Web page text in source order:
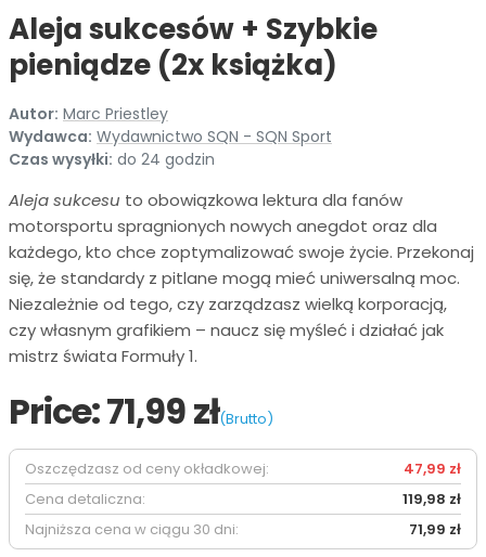
Aleja sukcesów + Szybkie
pieniądze (2x książka)
Autor: Marc Priestley
Wydawca: Wydawnictwo SQN - SQN Sport
Czas wysyłki: do 24 godzin
Aleja sukcesu to obowiązkowa lektura dla fanów
motorsportu spragnionych nowych anegdot oraz dla
każdego, kto chce zoptymalizować swoje życie. Przekonaj
się, że standardy z pitlane mogą mieć uniwersalną moc.
Niezależnie od tego, czy zarządzasz wielką korporacją,
czy własnym grafikiem – naucz się myśleć i działać jak
mistrz świata Formuły 1.
Price:71,99 zł(Brutto)
Oszczędzasz od ceny okładkowej:
47,99 zł
Cena detaliczna:
119,98 zł
Najniższa cena w ciągu 30 dni:
71,99 zł